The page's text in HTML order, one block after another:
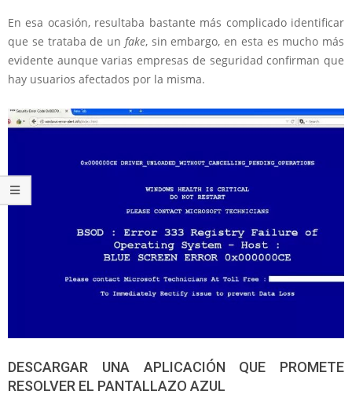
En esa ocasión, resultaba bastante más complicado identificar
que se trataba de un fake, sin embargo, en esta es mucho más
evidente aunque varias empresas de seguridad confirman que
hay usuarios afectados por la misma.
DESCARGAR UNA APLICACIÓN QUE PROMETE
RESOLVER EL PANTALLAZO AZUL